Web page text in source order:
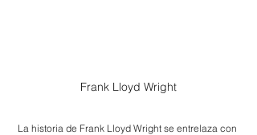
Frank Lloyd Wright
La historia de Frank Lloyd Wright se entrelaza con